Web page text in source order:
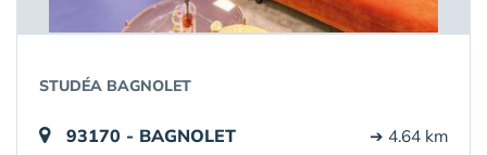
STUDÉA BAGNOLET
93170 - BAGNOLET ➔ 4.64 km